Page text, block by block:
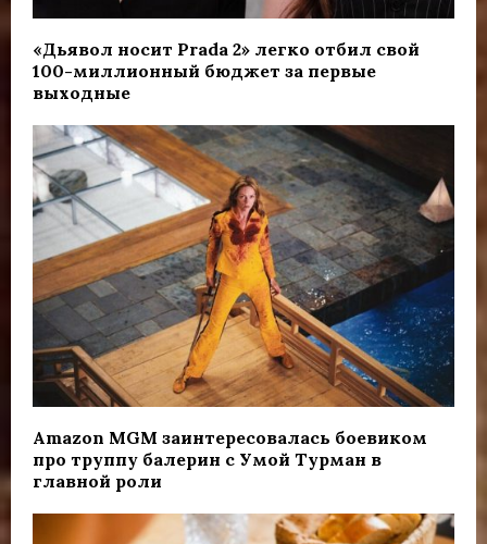
«Дьявол носит Prada 2» легко отбил свой
100-миллионный бюджет за первые
выходные
Amazon MGM заинтересовалась боевиком
про труппу балерин с Умой Турман в
главной роли